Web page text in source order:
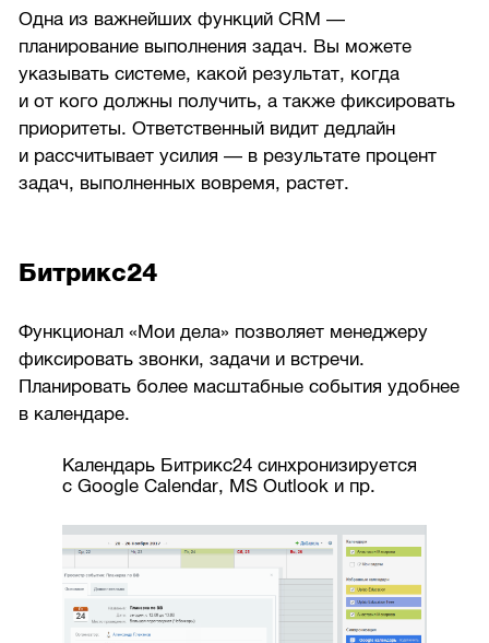
Одна из важнейших функций CRM —
планирование выполнения задач. Вы можете
указывать системе, какой результат, когда
и от кого должны получить, а также фиксировать
приоритеты. Ответственный видит дедлайн
и рассчитывает усилия — в результате процент
задач, выполненных вовремя, растет.
Битрикс24
Функционал «Мои дела» позволяет менеджеру
фиксировать звонки, задачи и встречи.
Планировать более масштабные события удобнее
в календаре.
Календарь Битрикс24 синхронизируется
с Google Calendar, MS Outlook и пр.